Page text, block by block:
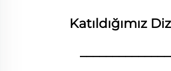
Katıldığımız